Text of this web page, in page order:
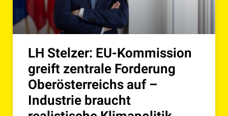
LH Stelzer: EU-Kommission
greift zentrale Forderung
Oberösterreichs auf –
Industrie braucht